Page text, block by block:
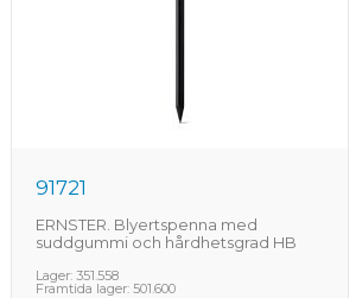
91721
ERNSTER. Blyertspenna med
suddgummi och hårdhetsgrad HB
Lager: 351.558
Framtida lager: 501.600